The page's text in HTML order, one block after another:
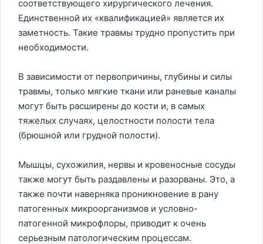
соответствующего хирургического лечения.
Единственной их «квалификацией» является их
заметность. Такие травмы трудно пропустить при
необходимости.
В зависимости от первопричины, глубины и силы
травмы, только мягкие ткани или раневые каналы
могут быть расширены до кости и, в самых
тяжелых случаях, целостности полости тела
(брюшной или грудной полости).
Мышцы, сухожилия, нервы и кровеносные сосуды
также могут быть раздавлены и разорваны. Это, а
также почти наверняка проникновение в рану
патогенных микроорганизмов и условно-
патогенной микрофлоры, приводит к очень
серьезным патологическим процессам.